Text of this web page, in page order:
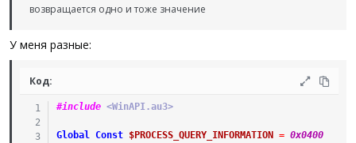
возвращается одно и тоже значение
У меня разные:
Код:
#include <WinAPI.au3>
Global Const $PROCESS_QUERY_INFORMATION = 0x0400